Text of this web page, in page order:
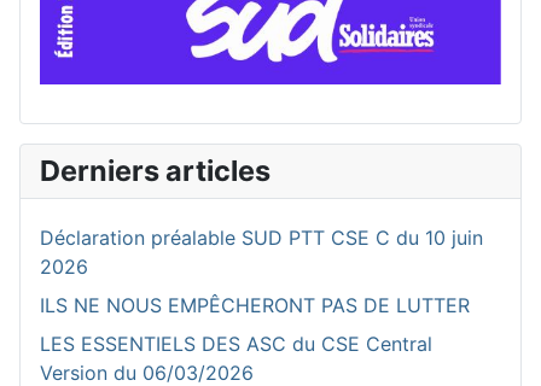
Derniers articles
Déclaration préalable SUD PTT CSE C du 10 juin
2026
ILS NE NOUS EMPÊCHERONT PAS DE LUTTER
LES ESSENTIELS DES ASC du CSE Central
Version du 06/03/2026